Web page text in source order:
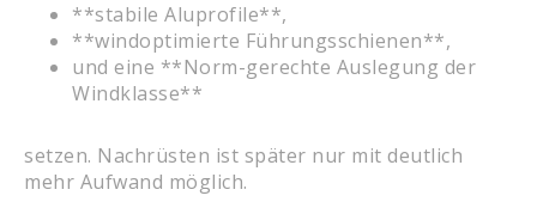
**stabile Aluprofile**,
**windoptimierte Führungsschienen**,
und eine **Norm-gerechte Auslegung der
Windklasse**
setzen. Nachrüsten ist später nur mit deutlich
mehr Aufwand möglich.